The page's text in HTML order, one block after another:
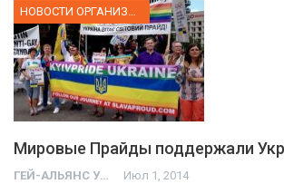
НОВОСТИ ОРГАНИЗАЦИИ
Мировые Прайды поддержали
ГЕЙ-АЛЬЯНС УКРАИНА Июл 1, 2014